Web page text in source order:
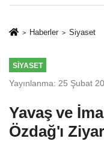
ve İhanet
Haberler Siyaset
SIYASET
Yayınlanma: 25 Şubat
Yavaş ve
Özdağ'ı